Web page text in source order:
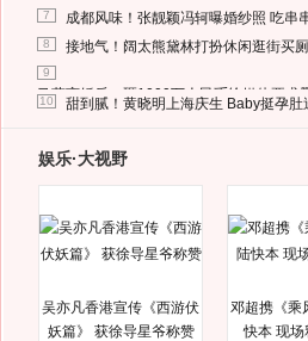
7 成都风味！张靓颖冯轲曝婚纱照 吃串
8 接地气！阔太熊黛林打扮休闲逛街买
9
马蓉离婚后，砸1000万人民币给媒体要求
10 甜到腻！黄晓明上海庆生 Baby挺孕肚
娱乐·大视野
吴亦凡香港宣传《西游伏
妖篇》 获徐导星爷称赞
邓超携《乘
快本 现场